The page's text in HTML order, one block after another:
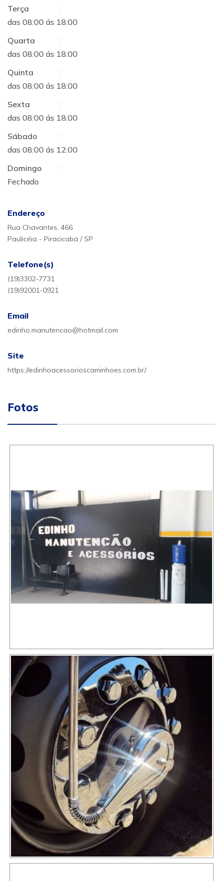
Terça
:
das 08:00 ás 18:00
Quarta
:
das 08:00 ás 18:00
Quinta
:
das 08:00 ás 18:00
Sexta
:
das 08:00 ás 18:00
Sábado
:
das 08:00 ás 12:00
Domingo
:
Fechado
Endereço
Rua Chavantes, 466
Paulicéia - Piracicaba / SP
Telefone(s)
(19)3302-7731
(19)92001-0921
Email
edinho.manutencao@hotmail.com
Site
https://edinhoacessorioscaminhoes.com.br/
Fotos